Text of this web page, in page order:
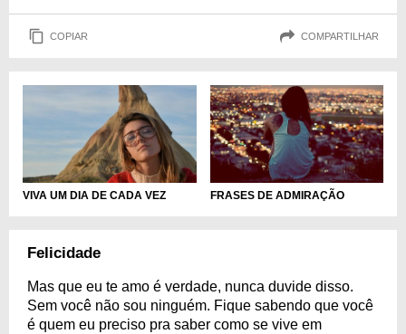
COPIAR COMPARTILHAR
VIVA UM DIA DE CADA VEZ FRASES DE ADMIRAÇÃO
Felicidade
Mas que eu te amo é verdade, nunca duvide disso.
Sem você não sou ninguém. Fique sabendo que você
é quem eu preciso pra saber como se vive em